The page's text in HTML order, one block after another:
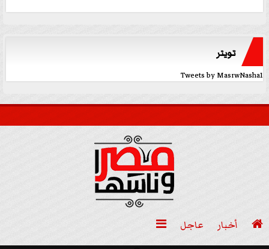
تويتر
Tweets by MasrwNasha1
 أخبار عاجل
